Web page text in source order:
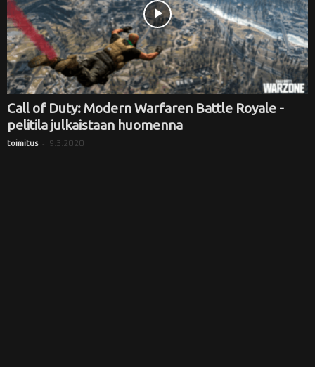
Call of Duty: Modern Warfaren Battle Royale -
pelitila julkaistaan huomenna
toimitus - 9.3.2020